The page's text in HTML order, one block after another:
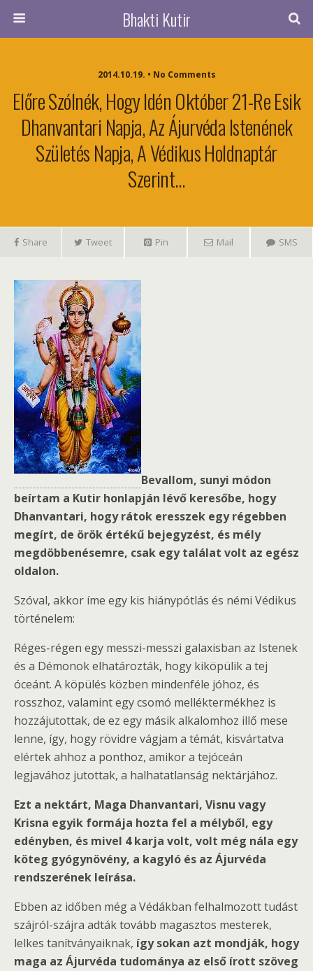
Bhakti Kutir
2014.10.19. • No Comments
Előre Szólnék, Hogy Idén Október 21-Re Esik
Dhanvantari Napja, Az Ájurvéda Istenének
Születés Napja, A Védikus Holdnaptár
Szerint…
Share Tweet Pin Mail SMS
Bevallom, sunyi módon
beírtam a Kutir honlapján lévő keresőbe, hogy
Dhanvantari, hogy rátok eresszek egy régebben
megírt, de örök értékű bejegyzést, és mély
megdöbbenésemre, csak egy találat volt az egész
oldalon.
Szóval, akkor íme egy kis hiánypótlás és némi Védikus
történelem:
Réges-régen egy messzi-messzi galaxisban az Istenek
és a Démonok elhatározták, hogy kiköpülik a tej
óceánt. A köpülés közben mindenféle jóhoz, és
rosszhoz, valamint egy csomó melléktermékhez is
hozzájutottak, de ez egy másik alkalomhoz illő mese
lenne, így, hogy rövidre vágjam a témát, kisvártatva
elértek ahhoz a ponthoz, amikor a tejóceán
legjavához jutottak, a halhatatlanság nektárjához.
Ezt a nektárt, Maga Dhanvantari, Visnu vagy
Krisna egyik formája hozta fel a mélyből, egy
edényben, és mivel 4 karja volt, volt még nála egy
köteg gyógynövény, a kagyló és az Ájurvéda
rendszerének leírása.
Ebben az időben még a Védákban felhalmozott tudást
szájról-szájra adták tovább magasztos mesterek,
lelkes tanítványaiknak, így sokan azt mondják, hogy
maga az Ájurvéda tudománya az első írott szöveg